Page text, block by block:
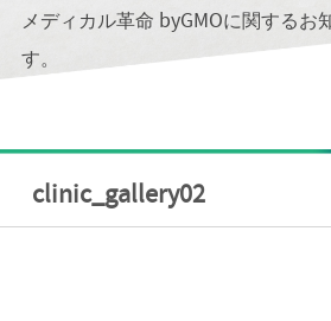
メディカル革命 byGMOに関するお
す。
clinic_gallery02